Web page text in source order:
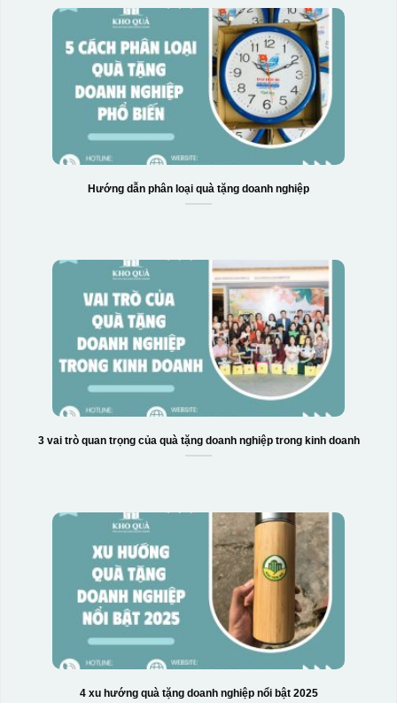
Hướng dẫn phân loại quà tặng doanh nghiệp
3 vai trò quan trọng của quà tặng doanh nghiệp trong kinh doanh
4 xu hướng quà tặng doanh nghiệp nổi bật 2025